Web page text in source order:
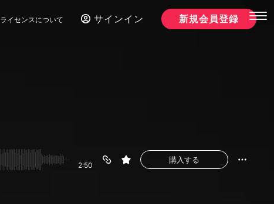
ライセンスについて サインイン 新規会員登録
2:50
購入する